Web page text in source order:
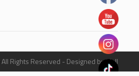
All Rights Reserved - Designed by Mall